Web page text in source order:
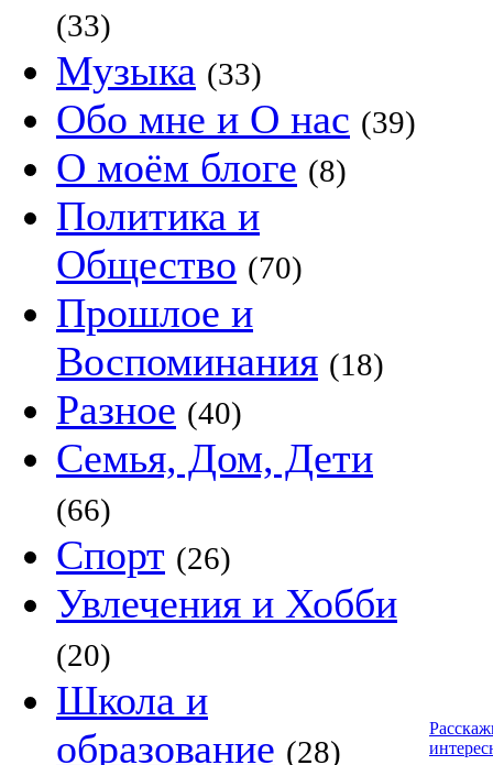
(33)
Музыка (33)
Обо мне и О нас (39)
О моём блоге (8)
Политика и
Общество (70)
Прошлое и
Воспоминания (18)
Разное (40)
Семья, Дом, Дети
(66)
Спорт (26)
Увлечения и Хобби
(20)
Школа и
образование (28)